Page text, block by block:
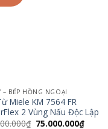
– BẾP HỒNG NGOẠI
Miele KM 7564 FR
2 Vùng Nấu Độc Lập
₫ Giá
75.000.000₫Giá